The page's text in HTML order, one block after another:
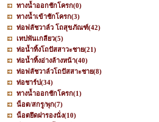
ทางน้ำออกชักโครก(0)
ทางน้ำเข้าชักโครก(3)
ท่อฟลัชวาล์ว โถสุขภัณฑ์(42)
เทปพันเกลียว(5)
ท่อน้ำทิ้งโถปัสสาวะชาย(21)
ท่อน้ำทิ้งอ่างล้างหน้า(40)
ท่อฟลัชวาล์วโถปัสสาะชาย(8)
ท่อชาร์ป(34)
ทางน้ำออกชักโครก(1)
น็อต/สกรู/พุก(7)
น็อตยึดฝารองนั่ง(10)